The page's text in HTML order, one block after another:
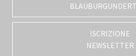
ISCRIZIONE
NEWSLETTER